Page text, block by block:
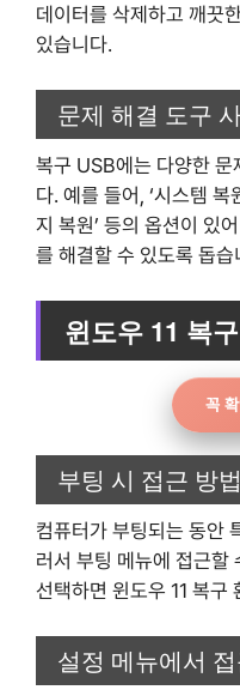
데이터를 삭제하고 깨끗
있습니다.
문제 해결 도구
복구 USB에는 다양한 문
다. 예를 들어, ‘시스템 복
지 복원’ 등의 옵션이 있
를 해결할 수 있도록 돕습
윈도우 11 복
꼭
부팅 시 접근 방법
컴퓨터가 부팅되는 동안
러서 부팅 메뉴에 접근할
선택하면 윈도우 11 복구
설정 메뉴에서